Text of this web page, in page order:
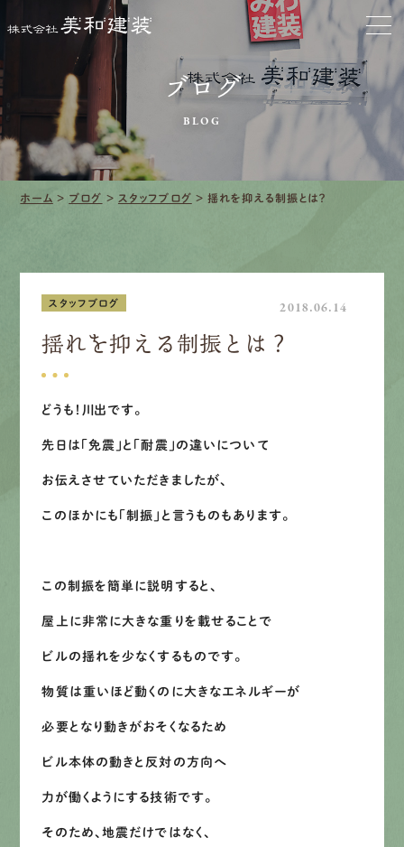
お家をきれいに
会社をきれいに
クリーニング
施工事例
募集要項
先輩インタビュー
有資格者が、無料建物診断いたします!!
0120-44-2605
営業時間 8:00−18:00 ｜
定休日 日曜・祝日
ブログ
BLOG
ホーム > ブログ > スタッフブログ >揺れを抑える制振とは？
スタッフブログ 2018.06.14
揺れを抑える制振とは？
どうも！川出です。
先日は「免震」と「耐震」の違いについて
お伝えさせていただきましたが、
このほかにも「制振」と言うものもあります。
この制振を簡単に説明すると、
屋上に非常に大きな重りを載せることで
ビルの揺れを少なくするものです。
物質は重いほど動くのに大きなエネルギーが
必要となり動きがおそくなるため
ビル本体の動きと反対の方向へ
力が働くようにする技術です。
そのため、地震だけではなく、